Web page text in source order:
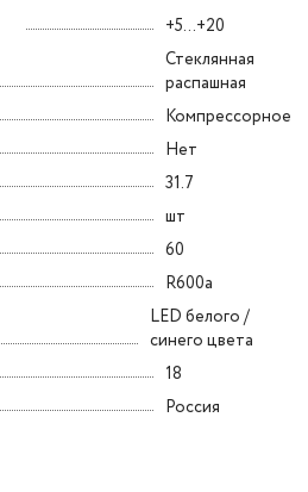
+5...+20
Стеклянная
распашная
Компрессорное
Нет
31.7
шт
60
R600a
LED белого /
синего цвета
18
Россия